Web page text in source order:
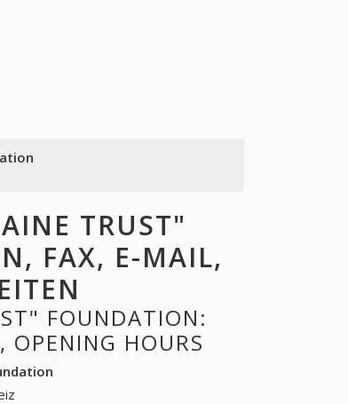
TRUST"
FAX, E-MAIL,
FOUNDATION:
OPENING HOURS